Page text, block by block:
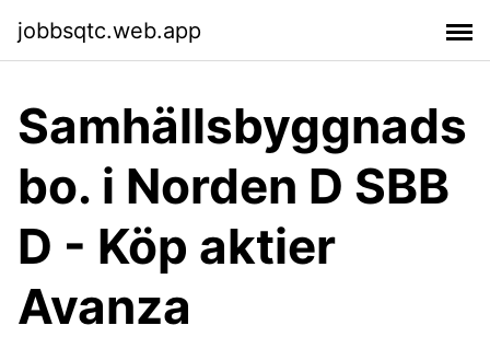
jobbsqtc.web.app
Samhällsbyggnads
bo. i Norden D SBB
D - Köp aktier
Avanza